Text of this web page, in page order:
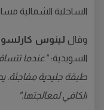
الساحلية الشمالية
وقال لينوس
السويدية:"عندما
طبقة جليدية مفاجئة.
الكافي لمعالجتها."